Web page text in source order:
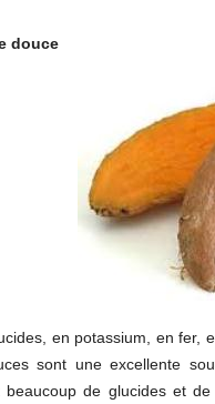
douce
en potassium, en fer,
sont une excellente
beaucoup de glucides et